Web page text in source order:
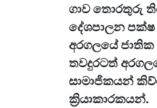
ගාව තොරතුරු
දේශපාලන
අරගලයේ
තවදුරටත්
සාමාජිකයන්
ක්‍රියාකාරකයන්.